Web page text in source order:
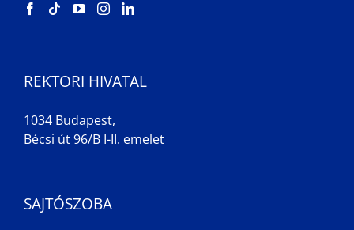
REKTORI HIVATAL
1034 Budapest,
Bécsi út 96/B I-II. emelet
SAJTÓSZOBA